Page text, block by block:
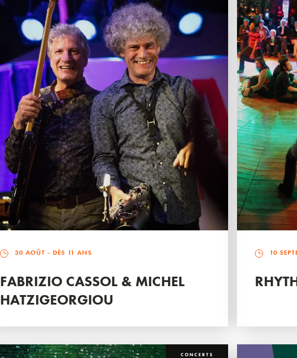
30 AOÛT - DÈS 11 ANS
FABRIZIO CASSOL & MICHEL
HATZIGEORGIOU
10
CONCERTS